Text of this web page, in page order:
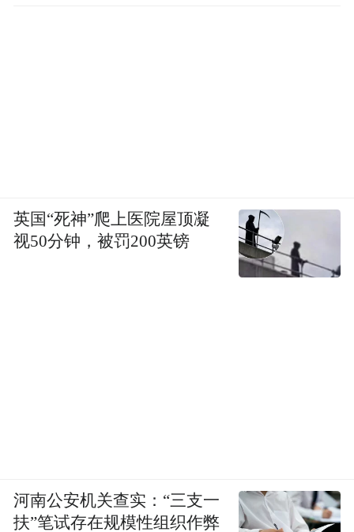
英国“死神”爬上医院屋顶凝
视50分钟，被罚200英镑
河南公安机关查实：“三支一
扶”笔试存在规模性组织作弊